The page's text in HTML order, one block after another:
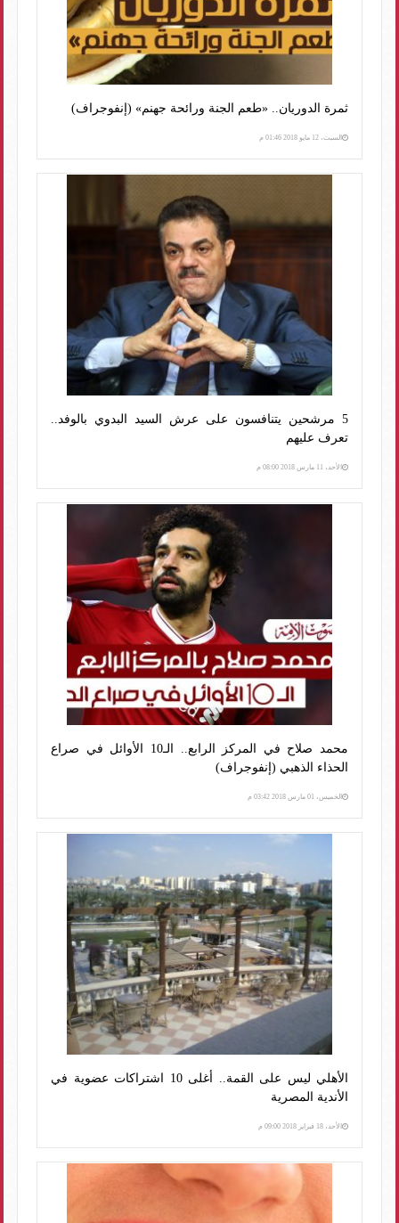
ثمرة الدوريان.. «طعم الجنة ورائحة جهنم» (إنفوجراف)
السبت، 12 مايو 2018 01:46 م
5 مرشحين يتنافسون على عرش السيد البدوي بالوفد..
تعرف عليهم
الأحد، 11 مارس 2018 08:00 م
محمد صلاح في المركز الرابع.. الـ10 الأوائل في صراع
الحذاء الذهبي (إنفوجراف)
الخميس، 01 مارس 2018 03:42 م
الأهلي ليس على القمة.. أغلى 10 اشتراكات عضوية في
الأندية المصرية
الأحد، 18 فبراير 2018 09:00 م